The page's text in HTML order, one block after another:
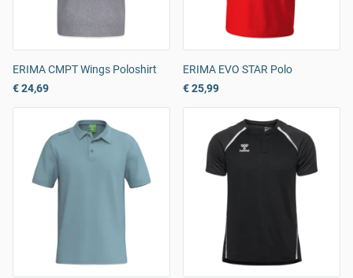
ERIMA CMPT Wings Poloshirt
€ 24,69
ERIMA EVO STAR Polo
€ 25,99